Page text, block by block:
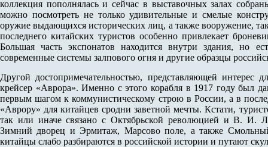
коллекция пополнялась и сейчас в выставочных залах
можно посмотреть не только удивительные и смелые
оружие выдающихся исторических лиц, а также вооружение,
последнего китайских туристов особенно привлекает
Большая часть экспонатов находится внутри здания, но
современные системы залпового огня и другие образцы
Другой достопримечательностью, представляющей интерес
крейсер «Аврора». Именно с этого корабля в 1917 году был
первым шагом к коммунистическому строю в России, а в
«Аврору» для китайцев сродни заветной мечты. Кстати,
так или иначе связано с Октябрьской революцией и В. И.
Зимний дворец и Эрмитаж, Марсово поле, а также
китайцы слабо разбираются в российской истории и путают